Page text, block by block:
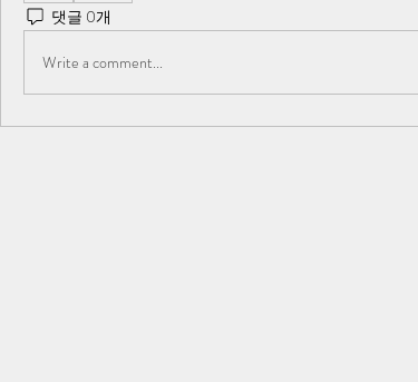
댓글 0개
Write a comment...